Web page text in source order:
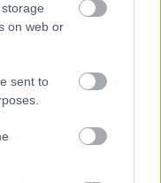
on web or
sent to